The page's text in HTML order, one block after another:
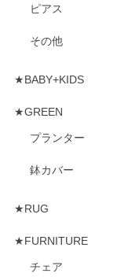
ピアス
その他
★BABY+KIDS
★GREEN
プランター
鉢カバー
★RUG
★FURNITURE
チェア